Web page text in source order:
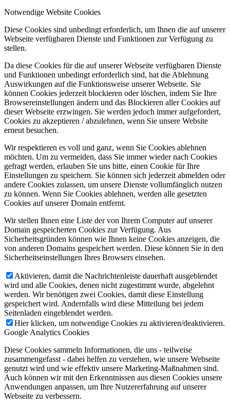
Notwendige Website Cookies
Diese Cookies sind unbedingt erforderlich, um Ihnen die auf unserer
Webseite verfügbaren Dienste und Funktionen zur Verfügung zu
stellen.
Da diese Cookies für die auf unserer Webseite verfügbaren Dienste
und Funktionen unbedingt erforderlich sind, hat die Ablehnung
Auswirkungen auf die Funktionsweise unserer Webseite. Sie
können Cookies jederzeit blockieren oder löschen, indem Sie Ihre
Browsereinstellungen ändern und das Blockieren aller Cookies auf
dieser Webseite erzwingen. Sie werden jedoch immer aufgefordert,
Cookies zu akzeptieren / abzulehnen, wenn Sie unsere Website
erneut besuchen.
Wir respektieren es voll und ganz, wenn Sie Cookies ablehnen
möchten. Um zu vermeiden, dass Sie immer wieder nach Cookies
gefragt werden, erlauben Sie uns bitte, einen Cookie für Ihre
Einstellungen zu speichern. Sie können sich jederzeit abmelden oder
andere Cookies zulassen, um unsere Dienste vollumfänglich nutzen
zu können. Wenn Sie Cookies ablehnen, werden alle gesetzten
Cookies auf unserer Domain entfernt.
Wir stellen Ihnen eine Liste der von Ihrem Computer auf unserer
Domain gespeicherten Cookies zur Verfügung. Aus
Sicherheitsgründen können wie Ihnen keine Cookies anzeigen, die
von anderen Domains gespeichert werden. Diese können Sie in den
Sicherheitseinstellungen Ihres Browsers einsehen.
Aktivieren, damit die Nachrichtenleiste dauerhaft ausgeblendet
wird und alle Cookies, denen nicht zugestimmt wurde, abgelehnt
werden. Wir benötigen zwei Cookies, damit diese Einstellung
gespeichert wird. Andernfalls wird diese Mitteilung bei jedem
Seitenladen eingeblendet werden.
Hier klicken, um notwendige Cookies zu aktivieren/deaktivieren.
Google Analytics Cookies
Diese Cookies sammeln Informationen, die uns - teilweise
zusammengefasst - dabei helfen zu verstehen, wie unsere Webseite
genutzt wird und wie effektiv unsere Marketing-Maßnahmen sind.
Auch können wir mit den Erkenntnissen aus diesen Cookies unsere
Anwendungen anpassen, um Ihre Nutzererfahrung auf unserer
Webseite zu verbessern.